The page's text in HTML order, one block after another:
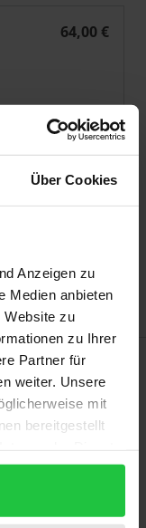
Über Cookies
Anzeigen zu
Medien anbieten
Website zu
zu Ihrer
Partner für
weiter. Unsere
mit
bereitgestellt
64,00 €
der Lieferadresse
geht die
bleiben.
dem 19. und
nicht mehr